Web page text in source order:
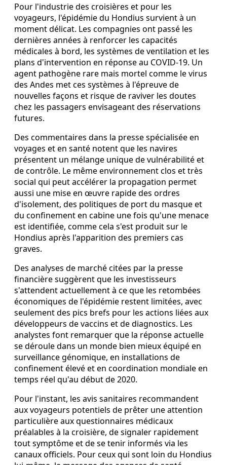
Pour l'industrie des croisières et pour les
voyageurs, l'épidémie du Hondius survient à un
moment délicat. Les compagnies ont passé les
dernières années à renforcer les capacités
médicales à bord, les systèmes de ventilation et les
plans d'intervention en réponse au COVID‑19. Un
agent pathogène rare mais mortel comme le virus
des Andes met ces systèmes à l'épreuve de
nouvelles façons et risque de raviver les doutes
chez les passagers envisageant des réservations
futures.
Des commentaires dans la presse spécialisée en
voyages et en santé notent que les navires
présentent un mélange unique de vulnérabilité et
de contrôle. Le même environnement clos et très
social qui peut accélérer la propagation permet
aussi une mise en œuvre rapide des ordres
d'isolement, des politiques de port du masque et
du confinement en cabine une fois qu'une menace
est identifiée, comme cela s'est produit sur le
Hondius après l'apparition des premiers cas
graves.
Des analyses de marché citées par la presse
financière suggèrent que les investisseurs
s'attendent actuellement à ce que les retombées
économiques de l'épidémie restent limitées, avec
seulement des pics brefs pour les actions liées aux
développeurs de vaccins et de diagnostics. Les
analystes font remarquer que la réponse actuelle
se déroule dans un monde bien mieux équipé en
surveillance génomique, en installations de
confinement élevé et en coordination mondiale en
temps réel qu'au début de 2020.
Pour l'instant, les avis sanitaires recommandent
aux voyageurs potentiels de prêter une attention
particulière aux questionnaires médicaux
préalables à la croisière, de signaler rapidement
tout symptôme et de se tenir informés via les
canaux officiels. Pour ceux qui sont loin du Hondius